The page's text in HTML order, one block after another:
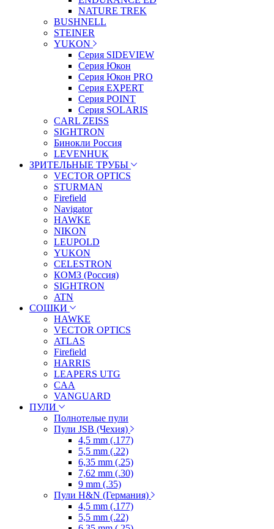
NATURE TREK
BUSHNELL
STEINER
YUKON
Серия SIDEVIEW
Серия Юкон
Серия Юкон PRO
Серия EXPERT
Серия POINT
Серия SOLARIS
CARL ZEISS
SIGHTRON
Бинокли Россия
LEVENHUK
ЗРИТЕЛЬНЫЕ ТРУБЫ
VECTOR OPTICS
STURMAN
Firefield
Navigator
HAWKE
NIKON
LEUPOLD
YUKON
CELESTRON
КОМЗ (Россия)
SIGHTRON
ATN
СОШКИ
HAWKE
VECTOR OPTICS
ATLAS
Firefield
HARRIS
LEAPERS UTG
CAA
VANGUARD
ПУЛИ
Полнотелые пули
Пули JSB (Чехия)
4,5 mm (.177)
5,5 mm (.22)
6,35 mm (.25)
7,62 mm (.30)
9 mm (.35)
Пули H&N (Германия)
4,5 mm (.177)
5,5 mm (.22)